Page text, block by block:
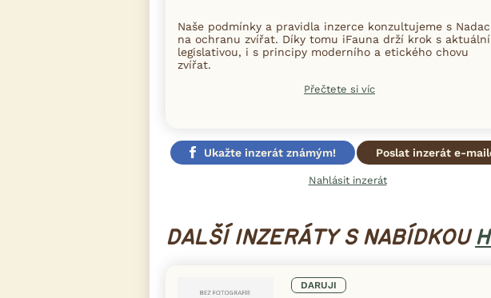
Naše podmínky a pravidla inzerce konzultujeme s
na ochranu zvířat. Díky tomu iFauna drží krok s aktuální
legislativou, i s principy moderního a etického chovu
zvířat.
Přečtete si víc
Ukažte inzerát známým! Poslat inzerát e-
Nahlásit inzerát
DALŠÍ INZERÁTY S NABÍDKOU
DARUJI